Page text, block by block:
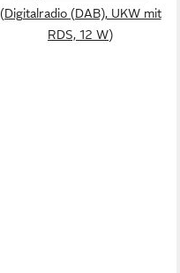
(Digitalradio (DAB), UKW mit
RDS, 12 W)